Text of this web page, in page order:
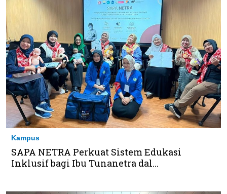
Kampus
SAPA NETRA Perkuat Sistem Edukasi
Inklusif bagi Ibu Tunanetra dal...